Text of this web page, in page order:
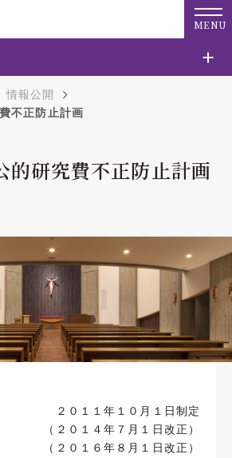
MENU
情報公開
不正防止計画
的研究費不正防止計画
２０１１年１０月１日制定
（２０１４年７月１日改正）
（２０１６年８月１日改正）